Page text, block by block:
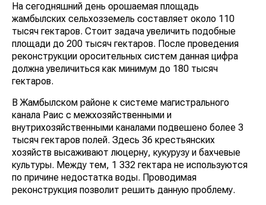
На сегодняшний день орошаемая площадь
жамбылских сельхозземель составляет около 110
тысяч гектаров. Стоит задача увеличить подобные
площади до 200 тысяч гектаров. После проведения
реконструкции оросительных систем данная цифра
должна увеличиться как минимум до 180 тысяч
гектаров.
В Жамбылском районе к системе магистрального
канала Раис с межхозяйственными и
внутрихозяйственными каналами подвешено более 3
тысяч гектаров полей. Здесь 36 крестьянских
хозяйств высаживают люцерну, кукурузу и бахчевые
культуры. Между тем, 1 332 гектара не используются
по причине недостатка воды. Проводимая
реконструкция позволит решить данную проблему.